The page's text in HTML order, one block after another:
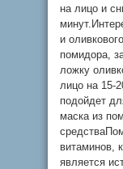
на лицо и
и
помидора,
ложку
лицо на 15-
подойдет
маска из
витаминов,
является